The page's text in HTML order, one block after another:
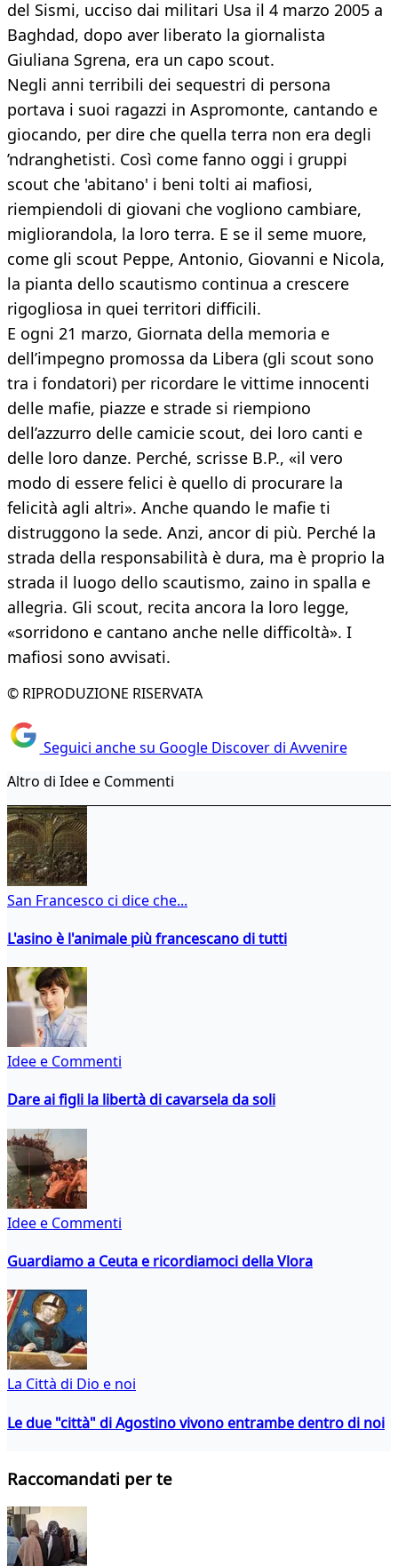
del Sismi, ucciso dai militari Usa il 4 marzo 2005 a
Baghdad, dopo aver liberato la giornalista
Giuliana Sgrena, era un capo scout.
Negli anni terribili dei sequestri di persona
portava i suoi ragazzi in Aspromonte, cantando e
giocando, per dire che quella terra non era degli
’ndranghetisti. Così come fanno oggi i gruppi
scout che 'abitano' i beni tolti ai mafiosi,
riempiendoli di giovani che vogliono cambiare,
migliorandola, la loro terra. E se il seme muore,
come gli scout Peppe, Antonio, Giovanni e Nicola,
la pianta dello scautismo continua a crescere
rigogliosa in quei territori difficili.
E ogni 21 marzo, Giornata della memoria e
dell’impegno promossa da Libera (gli scout sono
tra i fondatori) per ricordare le vittime innocenti
delle mafie, piazze e strade si riempiono
dell’azzurro delle camicie scout, dei loro canti e
delle loro danze. Perché, scrisse B.P., «il vero
modo di essere felici è quello di procurare la
felicità agli altri». Anche quando le mafie ti
distruggono la sede. Anzi, ancor di più. Perché la
strada della responsabilità è dura, ma è proprio la
strada il luogo dello scautismo, zaino in spalla e
allegria. Gli scout, recita ancora la loro legge,
«sorridono e cantano anche nelle difficoltà». I
mafiosi sono avvisati.
© RIPRODUZIONE RISERVATA
Seguici anche su Google Discover di Avvenire
Altro di Idee e Commenti
San Francesco ci dice che...
L'asino è l'animale più francescano di tutti
Idee e Commenti
Dare ai figli la libertà di cavarsela da soli
Idee e Commenti
Guardiamo a Ceuta e ricordiamoci della Vlora
La Città di Dio e noi
Le due "città" di Agostino vivono entrambe dentro di noi
Raccomandati per te